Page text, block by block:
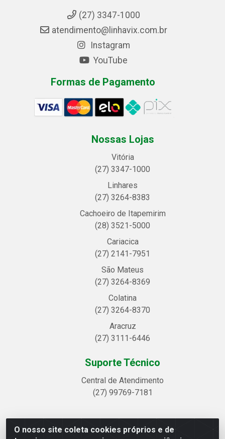
O nosso site coleta cookies próprios e de
(27) 3347-1000
atendimento@linhavix.com.br
Instagram
YouTube
Formas de Pagamento
Nossas Lojas
Vitória
(27) 3347-1000
Linhares
(27) 3264-8383
Cachoeiro de Itapemirim
(28) 3521-5000
Cariacica
(27) 2141-7951
São Mateus
(27) 3264-8369
Colatina
(27) 3264-8370
Aracruz
(27) 3111-6446
Suporte Técnico
Central de Atendimento
(27) 99769-7181
Linhavix Distribuidora LTDA - Avenida Alegre, 2521 -